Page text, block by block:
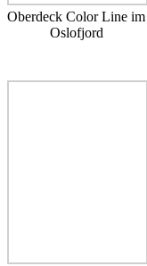
Oberdeck Color Line im
Oslofjord